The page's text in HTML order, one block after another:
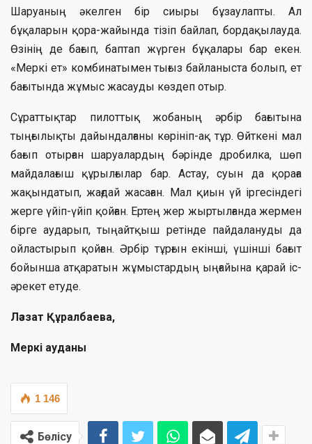
Шаруаның әкелген бір сиыры бұзаулапты. Ал
бұқаларын қора-жайында тізіп байлап, бордақылауда.
Өзінің де бағып, баптап жүрген бұқалары бар екен.
«Меркі ет» комбинатымен тығыз байланыста болып, ет
бағытында жұмыс жасауды көздеп отыр.
Сұраттықтар пилоттық жобаның әрбір бағытына
тыңғылықты дайындалғаны көрініп-ақ тұр. Өйткені мал
бағып отырған шаруалардың бәрінде дробилка, шөп
майдалағыш құрылғылар бар. Астау, суын да қораға
жақындатып, жағдай жасаған. Мал қиын үй іргесіндегі
жерге үйіп-үйіп қойған. Ертең жер жыртылғанда жермен
бірге аударып, тыңайтқыш ретінде пайдалануды да
ойластырып қойған. Әрбір тұрғын екінші, үшінші бағыт
бойынша атқаратын жұмыстардың ыңғайына қарай іс-
әрекет етуде.
Ләззат Құралбаева,
Меркі ауданы
1 146
Бөлісу